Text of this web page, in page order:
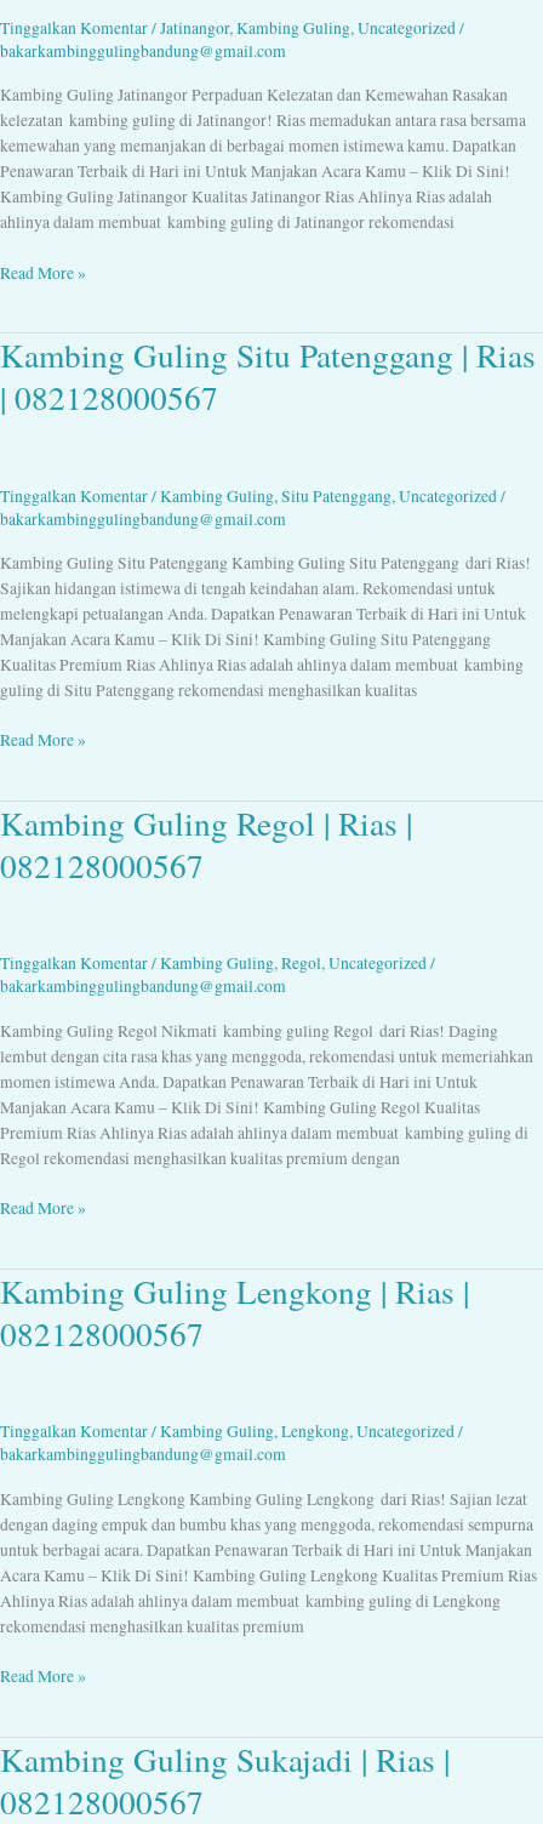
Tinggalkan Komentar/Jatinangor, Kambing Guling, Uncategorized /
bakarkambinggulingbandung@gmail.com
Kambing Guling Jatinangor Perpaduan Kelezatan dan Kemewahan Rasakan
kelezatan kambing guling di Jatinangor! Rias memadukan antara rasa bersama
kemewahan yang memanjakan di berbagai momen istimewa kamu. Dapatkan
Penawaran Terbaik di Hari ini Untuk Manjakan Acara Kamu – Klik Di Sini!
Kambing Guling Jatinangor Kualitas Jatinangor Rias Ahlinya Rias adalah
ahlinya dalam membuat kambing guling di Jatinangor rekomendasi
Kemewahan
Read More »
Kambing Guling Situ Patenggang | Rias
| 082128000567
Tinggalkan Komentar/Kambing Guling, Situ Patenggang, Uncategorized /
bakarkambinggulingbandung@gmail.com
Kambing Guling Situ Patenggang Kambing Guling Situ Patenggang dari Rias!
Sajikan hidangan istimewa di tengah keindahan alam. Rekomendasi untuk
melengkapi petualangan Anda. Dapatkan Penawaran Terbaik di Hari ini Untuk
Manjakan Acara Kamu – Klik Di Sini! Kambing Guling Situ Patenggang
Kualitas Premium Rias Ahlinya Rias adalah ahlinya dalam membuat kambing
guling di Situ Patenggang rekomendasi menghasilkan kualitas
Kambing
Guling
Situ
Patenggang
|
082128000567
Read More »
Kambing Guling Regol | Rias |
082128000567
Tinggalkan Komentar/Kambing Guling,Regol,Uncategorized/
bakarkambinggulingbandung@gmail.com
Kambing Guling Regol Nikmati kambing guling Regol dari Rias! Daging
lembut dengan cita rasa khas yang menggoda, rekomendasi untuk memeriahkan
momen istimewa Anda. Dapatkan Penawaran Terbaik di Hari ini Untuk
Manjakan Acara Kamu – Klik Di Sini! Kambing Guling Regol Kualitas
Premium Rias Ahlinya Rias adalah ahlinya dalam membuat kambing guling di
Regol rekomendasi menghasilkan kualitas premium dengan
Kambing
Guling
Regol
082128000567
Read More »
Kambing Guling Lengkong | Rias |
082128000567
Tinggalkan Komentar/Kambing Guling,Lengkong,Uncategorized/
bakarkambinggulingbandung@gmail.com
Kambing Guling Lengkong Kambing Guling Lengkong dari Rias! Sajian lezat
dengan daging empuk dan bumbu khas yang menggoda, rekomendasi sempurna
untuk berbagai acara. Dapatkan Penawaran Terbaik di Hari ini Untuk Manjakan
Acara Kamu – Klik Di Sini! Kambing Guling Lengkong Kualitas Premium Rias
Ahlinya Rias adalah ahlinya dalam membuat kambing guling di Lengkong
rekomendasi menghasilkan kualitas premium
Kambing
Guling
Lengkong
082128000567
Read More »
Kambing Guling Sukajadi | Rias |
082128000567
Kambing
Guling
Sukajadi